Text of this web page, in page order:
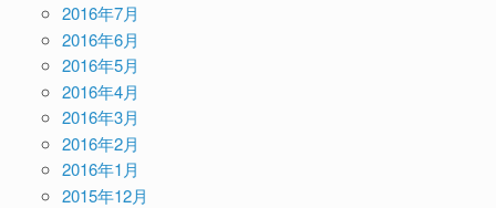
2016年7月
2016年6月
2016年5月
2016年4月
2016年3月
2016年2月
2016年1月
2015年12月